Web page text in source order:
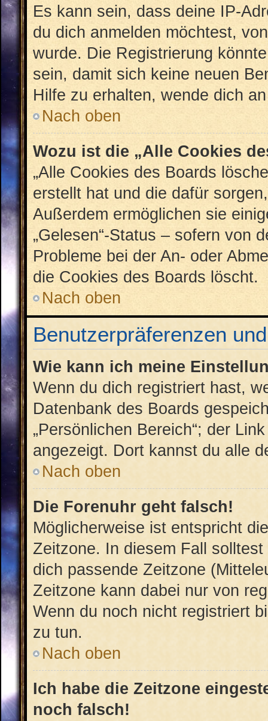
Es kann sein, dass deine IP-
du dich anmelden möchtest,
wurde. Die Registrierung
sein, damit sich keine neuen
Hilfe zu erhalten, wende dich
Nach oben
Wozu ist die „Alle Cookies
„Alle Cookies des Boards
erstellt hat und die dafür
Außerdem ermöglichen sie
„Gelesen“-Status – sofern von
Probleme bei der An- oder
die Cookies des Boards löscht.
Nach oben
Benutzerpräferenzen
Wie kann ich meine
Wenn du dich registriert hast,
Datenbank des Boards
„Persönlichen Bereich“; der
angezeigt. Dort kannst du alle
Nach oben
Die Forenuhr geht falsch!
Möglicherweise ist entspricht
Zeitzone. In diesem Fall solltest
dich passende Zeitzone
Zeitzone kann dabei nur von
Wenn du noch nicht registriert
zu tun.
Nach oben
Ich habe die Zeitzone
noch falsch!